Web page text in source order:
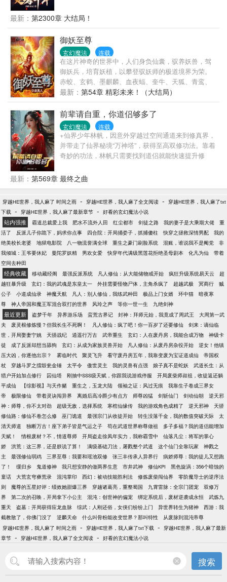
最新： 第2300章 大结局！
御妖至尊
玄幻魔法 连载
在这片神奇的世界中，人们身负仙囊，驭养妖兽，驾
御妖兵，培育妖植，以攀登驭妖师的极道境界为荣。
赤蛟、玄鹤、墨麒麟、血夜蝠、奎牛、天狐、青鸾、
火凤、金鹏……无数的妖兽，天上地下，海底山川，
等着你去收服。 醉雪刀、葵花针、如意棒……无数的
妖兵，等着你去驾御。 迅雷藤、人参果、蟠桃树……
无数的妖植，等着你去培育。 寻幽探秘，心怀不甘，
遭遇重生。再睁开双眼，楚云回到了二十年前。 一切
重新开始，他决意弥补所有遗憾，追逐梦想，踏上不
一样的极道强者之路。 可爱的狐妖萝莉，窈窕的蛇妖
美眉，清纯的莲妖仙子、天然呆的兔...
最新： 第54章 精彩未来！（大结局）
前辈请自重，你道侣够多了
玄幻魔法 连载
+仙界少年林帆，因意外穿越过空间通道来到修真界，
并带走了仙界秘境“万神塔”，获得至高双修功法。靠着
奇妙的功法，林帆只需要找到道侣就能快速提升修
有话问问！”……多年之后，回首仙途，尽是红颜，岂
不美哉！
最新： 第569章 最终之曲
穿越HE世界，我人麻了 时间之雨 - 穿越HE世界，我人麻了全文阅读 -
穿越HE世界，我人麻了txt
下载 - 穿越HE世界，我人麻了最新章节 - 好看的玄幻魔法小说
站内强推 霸道总裁爱上我 肥水不流外人田 红尘都市 剑徒之路 我的妻子是大乘期大佬
重
活了
反派儿子你跪下，妈求你点事 四合院：开局捅娄子，抓捕傻柱 快穿之拯救深情男配
我的
绝美校长老婆
地狱电影院 八一物流誉满全球 重生之豪门刷脸系统 混账，谁说我不是阉党
非
我倾城：王爷要休妃
曼陀罗妖精 男欢女爱 快穿年代满级黑莲花拒绝圣母剧本 化凡为仙
带着
空间去种田
经典收藏 移动藏经阁 最强反派系统 凡人修仙：从大能储物戒开始 疯狂升级系统易天云
超
越狂暴升级
玄幻：我的武魂是东皇太一 外挂需要怪物尸体，主角杀疯了 超越武极 冥商行
贼
公子
小道成仙录 神魔天航 凡人：别人修仙，我练武种田 极品上门女婿 环中猫
暗夜寒
尊
神人帝国和魔王军混合双打的世界 风玲之声 等你一世一生 九绝剑神
最近更新 盗梦千年 异界游乐场 蛮荒古界记 封神：拜师元始，我竟成了周武王
大周第一武
夫
废灵根修炼慢？但我长生不死啊！ 凡人修仙：疯了吧！你一百岁了还要修仙
剑来：谪仙临
世，开局娶妻宁姚
天骄战纪 逍遥行万古 武帝重生 玄幻：人在废丹房，我能合成万物
神级卡
徒
成了反派却想当舔狗 玄幻：从成为家族灵兽开始 凡人修仙：从废丹房杂役开始
逆女！他镇
压大凶，你逐他出宗？
雾临时代 聚灵飞升 看守废丹房五年，我靠变废为宝证道成仙
帝国权
杖
穿越斗罗之擂鼓瓮金锤 太平令 傲世灵主 我的灵兽有点强 娘子真不是蛇妖
武道长生：从
猎户开始加点修行
囚仙塔 刚抽中SSS级天赋，你跟我说游戏停服
开局废柴师叔祖，收徒返还躺
平成仙
【综影视】与天作赌 重生之，玉龙大陆 领袖之证：风过无痕
我靠生子卷成三界女
帝
极限修仙 带着灵诀闯异界 离婚后高冷爵少有点方 师尊凶猛 剑斩仙门 剑动仙朝
逆天邪
神：师尊，你不太对劲
超级无敌，选择系统 寒棺仙缘传 我的游戏角色成精了 逆天邪神
天骄
修仙路：修仙不卷怎么修
巫门诡道 最强宗门从收徒开始 转生没落千金，我的数值突破天际
太
清天师道
独断万古！座下弟子皆是气运之子 苟在武道世界称尊做祖
多子多福？我的道侣能增加
天赋！
情根废材？不，情道尊师 开局盗走徐凤年实力，我称霸雪中
仙落凡尘：将军的掌心
娇
洪荒：这三界，还是朕说了算！ 满级基础刀法，屠戮整个武道 这个仙门全靠玩家
神戮之
主
最强修仙弱鸡 三界至尊：我要和瑶池双修 张三丰传承人异界行
病娇师尊：我的徒儿又想跑
了！
缓归乡 鬼道修神 我只想安静的做两界生意 市井武神 修仙KPI
黑色旋涡：356个暗蚀的
童话
大荒玄穹彝荒录 混沌掌印 西幻：被动技能胜利法 修炼废柴闯仙界
零阶魔导士的逆序法
则
魔尊的五星好评：绩效她甜爆三界 穿越诸葛亮，重整蜀国 九霄雷脉：全宗门团宠
双修万
界
第二次的召唤，开局拿下小公主 混沌：创世神的偏宠 绑定系统后，废材逆袭成永恒
武炼九
重天
盗墓：开局获得应龙血脉 综武：人刚还俗，女侠们纷纷上门 异世界转生为猪神
西游：我
截教散了，你佛门没了
逆麟天命 什么叫骨粉能改变世界？那叫特性
从废脉到混沌帝尊
穿越HE世界，我人麻了 时间之雨 - 穿越HE世界，我人麻了txt下载 -
穿越HE世界，我人麻了最新
章节 - 穿越HE世界，我人麻了全文阅读 - 好看的玄幻魔法小说
搜索